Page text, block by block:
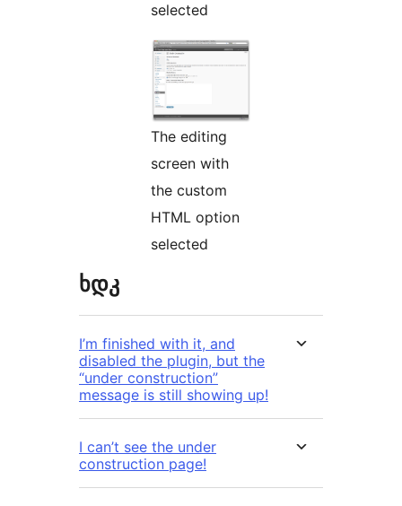
selected
The editing
screen with
the custom
HTML option
selected
ხდკ
I’m finished with it, and
disabled the plugin, but the
“under construction”
message is still showing up!
I can’t see the under
construction page!